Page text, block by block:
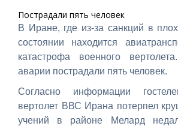
Пострадали пять человек
В Иране, где из-за санкций в
состоянии находится
катастрофа военного
аварии пострадали пять человек.
Согласно информации
вертолет ВВС Ирана потерпел
учений в районе Мелард